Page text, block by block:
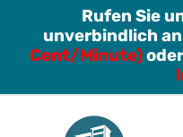
Rufen Sie
unverbindlich
Cent/Minute)